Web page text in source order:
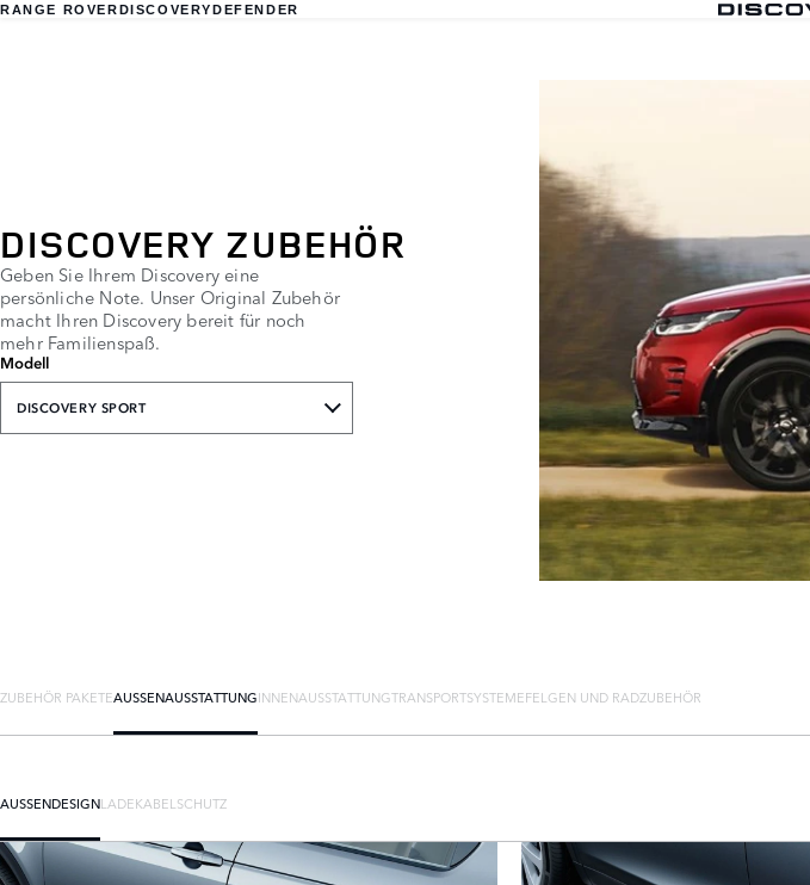
RANGE ROVERDISCOVERYDEFENDER
DISCOVERY ZUBEHÖR
Geben Sie Ihrem Discovery eine
persönliche Note. Unser Original Zubehör
macht Ihren Discovery bereit für noch
mehr Familienspaß.
Modell
DISCOVERY SPORT
ZUBEHÖR PAKETEAUSSENAUSSTATTUNGINNENAUSSTATTUNGTRANSPORTSYSTEMEFELGEN UND RADZUBEHÖR
AUSSENDESIGN LADEKABEL SCHUTZ